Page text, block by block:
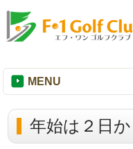
MENU
年始は２日